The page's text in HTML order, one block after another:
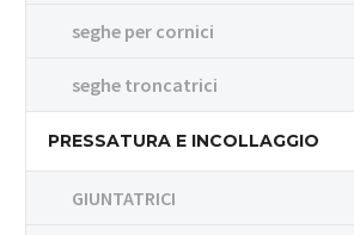
seghe per cornici
seghe troncatrici
PRESSATURA E INCOLLAGGIO
GIUNTATRICI